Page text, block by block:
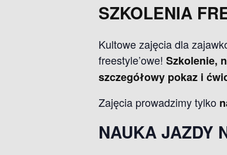
SZKOLENIA
Kultowe zajęcia dla
freestyle’owe! Szkolenie,
szczegółowy pokaz i
Zajęcia prowadzimy tylko
NAUKA JAZDY